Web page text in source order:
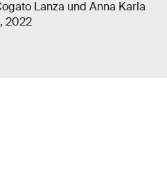
Lanza und Anna Karla
2022